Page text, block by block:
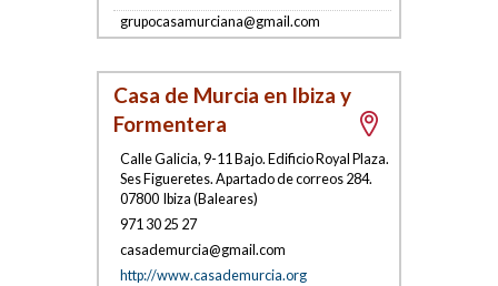
grupocasamurciana@gmail.com
Casa de Murcia en Ibiza y
Formentera
Calle Galicia, 9-11 Bajo. Edificio Royal Plaza.
Ses Figueretes. Apartado de correos 284.
07800 Ibiza(Baleares)
971 30 25 27
casademurcia@gmail.com
http://www.casademurcia.org